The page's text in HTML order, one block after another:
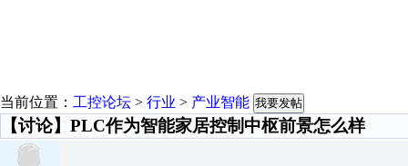
当前位置： 工控论坛 > 行业 > 产业智能 我要发帖
【讨论】PLC作为智能家居控制中枢前景怎么样